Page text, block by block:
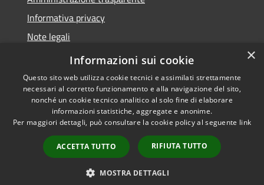
Informativa privacy
Note legali
Dichiarazione di accessibilità
Accessibilità
Copyright © 2026 • Comune di
Torrevecchia Pia • Powered by
Municipium•
Accesso
redazione
×
Informazioni sui cookie
Questo sito web utilizza cookie tecnici e assimilati strettamente
necessari al corretto funzionamento e alla navigazione del sito,
nonché un cookie tecnico analitico al solo fine di elaborare
informazioni statistiche, aggregate e anonime.
Per maggiori dettagli, può consultare la cookie policy al seguente link
ACCETTA TUTTO RIFIUTA TUTTO
MOSTRA DETTAGLI